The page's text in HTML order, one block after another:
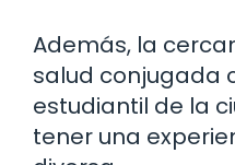
Además, la
salud conjugada
estudiantil de la
tener una